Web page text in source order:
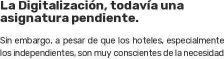
La Digitalización, todavía una
asignatura pendiente.
Sin embargo, a pesar de que los hoteles, especialmente
los independientes, son muy conscientes de la necesidad